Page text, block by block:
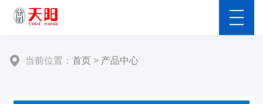
当前位置： 首页 > 产品中心